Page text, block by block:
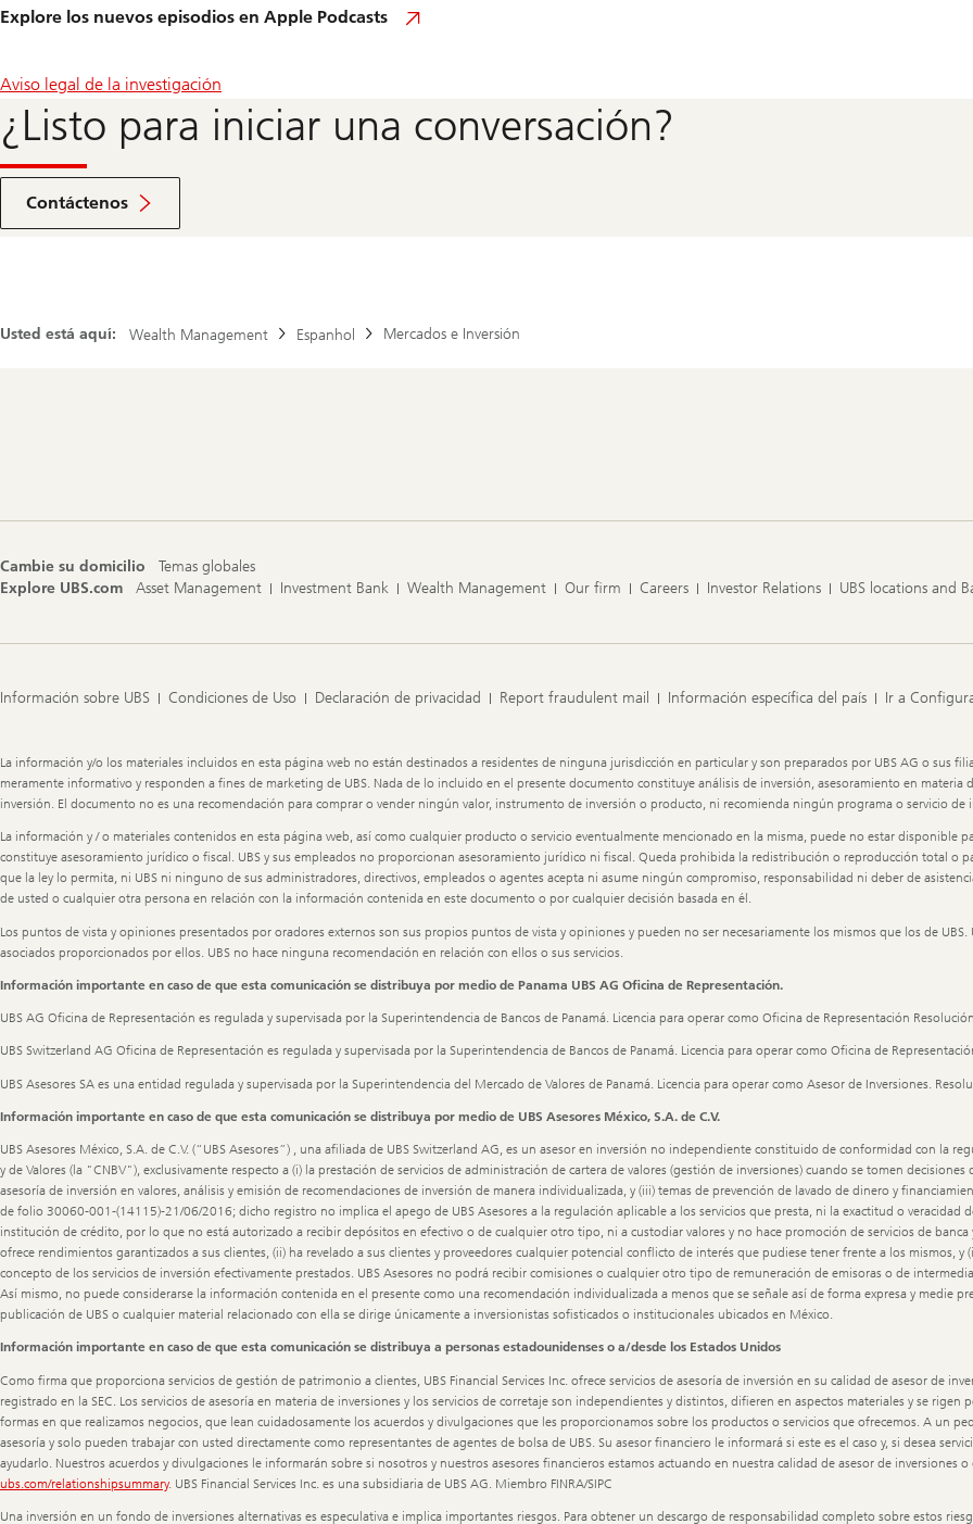
artículo
Explore los nuevos episodios en Apple Podcasts
Aviso legal de la investigación
¿Listo para iniciar una conversación?
Contáctenos
Ir
al
Usted está aquí: Wealth Management Espanhol Mercados e Inversión
Cambie su domicilio
Temas globales
Explore UBS.com
Asset Management Investment Bank Wealth Management Our firm Careers Investor Relations UBS locations and
Información sobre UBS Condiciones de Uso Declaración de privacidad Report fraudulent mail Información específica del país Ir a
Legal
Information
La información y/o los materiales incluidos en esta página web no están destinados a residentes de ninguna jurisdicción en particular y son preparados por UBS AG o sus
meramente informativo y responden a fines de marketing de UBS. Nada de lo incluido en el presente documento constituye análisis de inversión, asesoramiento en
inversión. El documento no es una recomendación para comprar o vender ningún valor, instrumento de inversión o producto, ni recomienda ningún programa o servicio de
La información y / o materiales contenidos en esta página web, así como cualquier producto o servicio eventualmente mencionado en la misma, puede no estar disponible
constituye asesoramiento jurídico o fiscal. UBS y sus empleados no proporcionan asesoramiento jurídico ni fiscal. Queda prohibida la redistribución o reproducción total o
que la ley lo permita, ni UBS ni ninguno de sus administradores, directivos, empleados o agentes acepta ni asume ningún compromiso, responsabilidad ni deber de
de usted o cualquier otra persona en relación con la información contenida en este documento o por cualquier decisión basada en él.
Los puntos de vista y opiniones presentados por oradores externos son sus propios puntos de vista y opiniones y pueden no ser necesariamente los mismos que los de
asociados proporcionados por ellos. UBS no hace ninguna recomendación en relación con ellos o sus servicios.
Información importante en caso de que esta comunicación se distribuya por medio de Panama UBS AG Oficina de Representación.
UBS AG Oficina de Representación es regulada y supervisada por la Superintendencia de Bancos de Panamá. Licencia para operar como Oficina de Representación
UBS Switzerland AG Oficina de Representación es regulada y supervisada por la Superintendencia de Bancos de Panamá. Licencia para operar como Oficina de
UBS Asesores SA es una entidad regulada y supervisada por la Superintendencia del Mercado de Valores de Panamá. Licencia para operar como Asesor de Inversiones.
Información importante en caso de que esta comunicación se distribuya por medio de UBS Asesores México, S.A. de C.V.
UBS Asesores México, S.A. de C.V. (“UBS Asesores”) , una afiliada de UBS Switzerland AG, es un asesor en inversión no independiente constituido de conformidad con la
y de Valores (la "CNBV"), exclusivamente respecto a (i) la prestación de servicios de administración de cartera de valores (gestión de inversiones) cuando se tomen
asesoría de inversión en valores, análisis y emisión de recomendaciones de inversión de manera individualizada, y (iii) temas de prevención de lavado de dinero y
de folio 30060-001-(14115)-21/06/2016; dicho registro no implica el apego de UBS Asesores a la regulación aplicable a los servicios que presta, ni la exactitud o veracidad
institución de crédito, por lo que no está autorizado a recibir depósitos en efectivo o de cualquier otro tipo, ni a custodiar valores y no hace promoción de servicios de
ofrece rendimientos garantizados a sus clientes, (ii) ha revelado a sus clientes y proveedores cualquier potencial conflicto de interés que pudiese tener frente a los mismos,
concepto de los servicios de inversión efectivamente prestados. UBS Asesores no podrá recibir comisiones o cualquier otro tipo de remuneración de emisoras o de
Así mismo, no puede considerarse la información contenida en el presente como una recomendación individualizada a menos que se señale así de forma expresa y medie
publicación de UBS o cualquier material relacionado con ella se dirige únicamente a inversionistas sofisticados o institucionales ubicados en México.
Información importante en caso de que esta comunicación se distribuya a personas estadounidenses o a/desde los Estados Unidos
Como firma que proporciona servicios de gestión de patrimonio a clientes, UBS Financial Services Inc. ofrece servicios de asesoría de inversión en su calidad de asesor de
registrado en la SEC. Los servicios de asesoría en materia de inversiones y los servicios de corretaje son independientes y distintos, difieren en aspectos materiales y se
formas en que realizamos negocios, que lean cuidadosamente los acuerdos y divulgaciones que les proporcionamos sobre los productos o servicios que ofrecemos. A un
asesoría y solo pueden trabajar con usted directamente como representantes de agentes de bolsa de UBS. Su asesor financiero le informará si este es el caso y, si desea
ayudarlo. Nuestros acuerdos y divulgaciones le informarán sobre si nosotros y nuestros asesores financieros estamos actuando en nuestra calidad de asesor de inversiones
ubs.com/relationshipsummary. UBS Financial Services Inc. es una subsidiaria de UBS AG. Miembro FINRA/SIPC
Una inversión en un fondo de inversiones alternativas es especulativa e implica importantes riesgos. Para obtener un descargo de responsabilidad completo sobre estos